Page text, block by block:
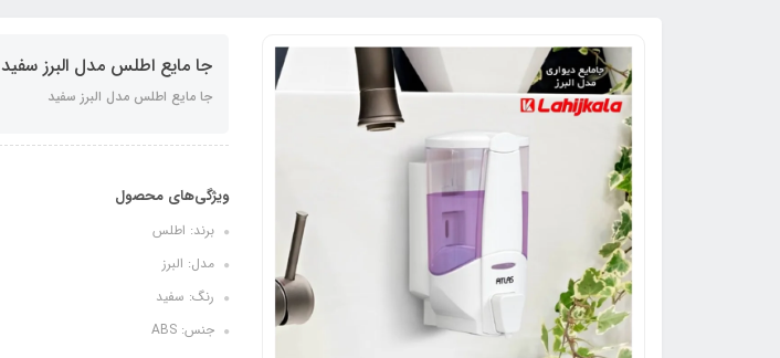
جا مایع اطلس مدل البرز سفید
جا مایع اطلس مدل البرز سفید
ویژگی‌های محصول
برند: اطلس
مدل: البرز
رنگ: سفید
جنس: ABS